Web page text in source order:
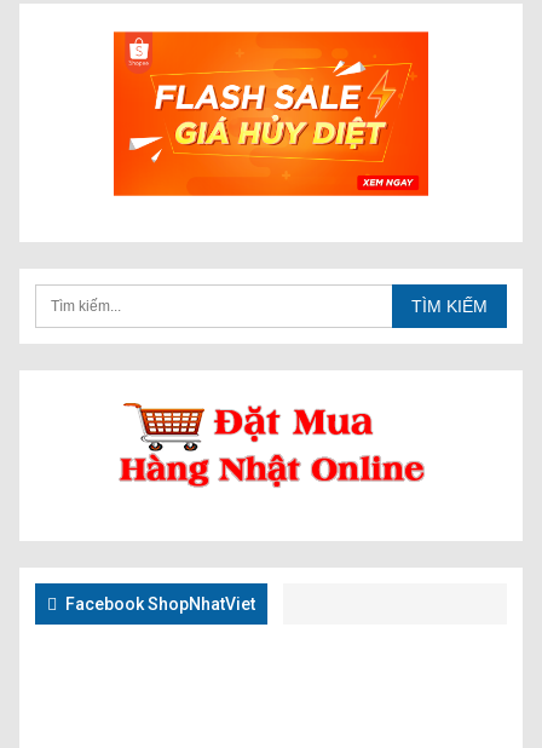
Facebook ShopNhatViet